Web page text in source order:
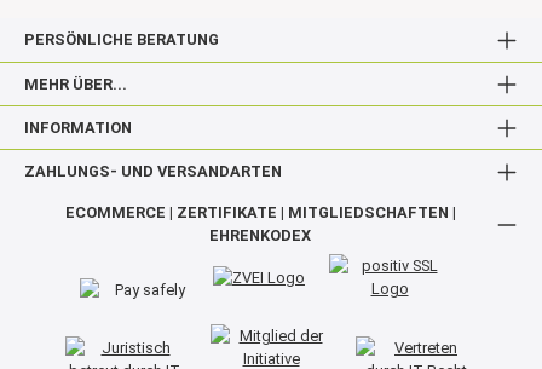
PERSÖNLICHE BERATUNG
MEHR ÜBER...
INFORMATION
ZAHLUNGS- UND VERSANDARTEN
ECOMMERCE | ZERTIFIKATE | MITGLIEDSCHAFTEN |
EHRENKODEX